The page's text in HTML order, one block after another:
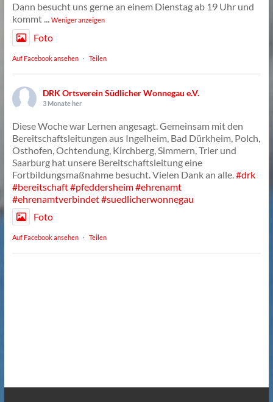
Dann besucht uns gerne an einem Dienstag ab 19 Uhr und
kommt ... Weniger anzeigen
Foto
Auf Facebook ansehen · Teilen
DRK Ortsverein Südlicher Wonnegau e.V.
3 Monate her
Diese Woche war Lernen angesagt. Gemeinsam mit den
Bereitschaftsleitungen aus Ingelheim, Bad Dürkheim, Polch,
Osthofen, Ochtendung, Kirchberg, Simmern, Trier und
Saarburg hat unsere Bereitschaftsleitung eine
Fortbildungsmaßnahme besucht. Vielen Dank an alle.#drk
#bereitschaft#pfeddersheim#ehrenamt
#ehrenamtverbindet#suedlicherwonnegau
Foto
Auf Facebook ansehen · Teilen